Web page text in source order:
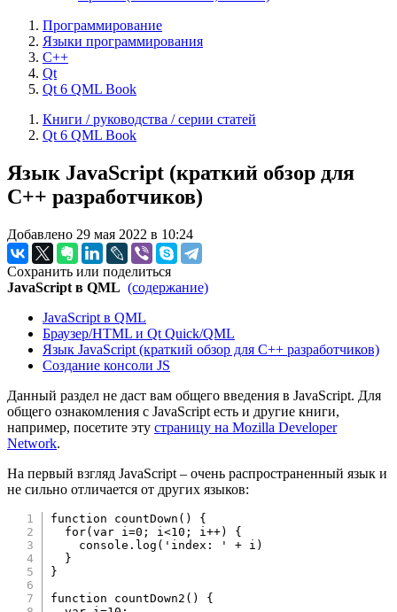
Программирование
Языки программирования
C++
Qt
Qt 6 QML Book
Книги / руководства / серии статей
Qt 6 QML Book
Язык JavaScript (краткий обзор для
C++ разработчиков)
Добавлено 29 мая 2022 в 10:24
Сохранить или поделиться
JavaScript в QML (содержание)
JavaScript в QML
Браузер/HTML и Qt Quick/QML
Язык JavaScript (краткий обзор для C++ разработчиков)
Создание консоли JS
Данный раздел не даст вам общего введения в JavaScript. Для
общего ознакомления с JavaScript есть и другие книги,
например, посетите эту страницу на Mozilla Developer
Network.
На первый взгляд JavaScript – очень распространенный язык и
не сильно отличается от других языков:
function countDown ( )
{
for(var i=0 ; i<10 ; i++)
{
    console
. log ( 'index: ' + i )
}
}
function
countDown2 ( )
{